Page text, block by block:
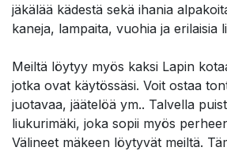
jäkälää kädestä sekä ihania
kaneja, lampaita, vuohia ja erilaisia
Meiltä löytyy myös kaksi Lapin
jotka ovat käytössäsi. Voit ostaa
juotavaa, jäätelöä ym.. Talvella
liukurimäki, joka sopii myös
Välineet mäkeen löytyvät meiltä.